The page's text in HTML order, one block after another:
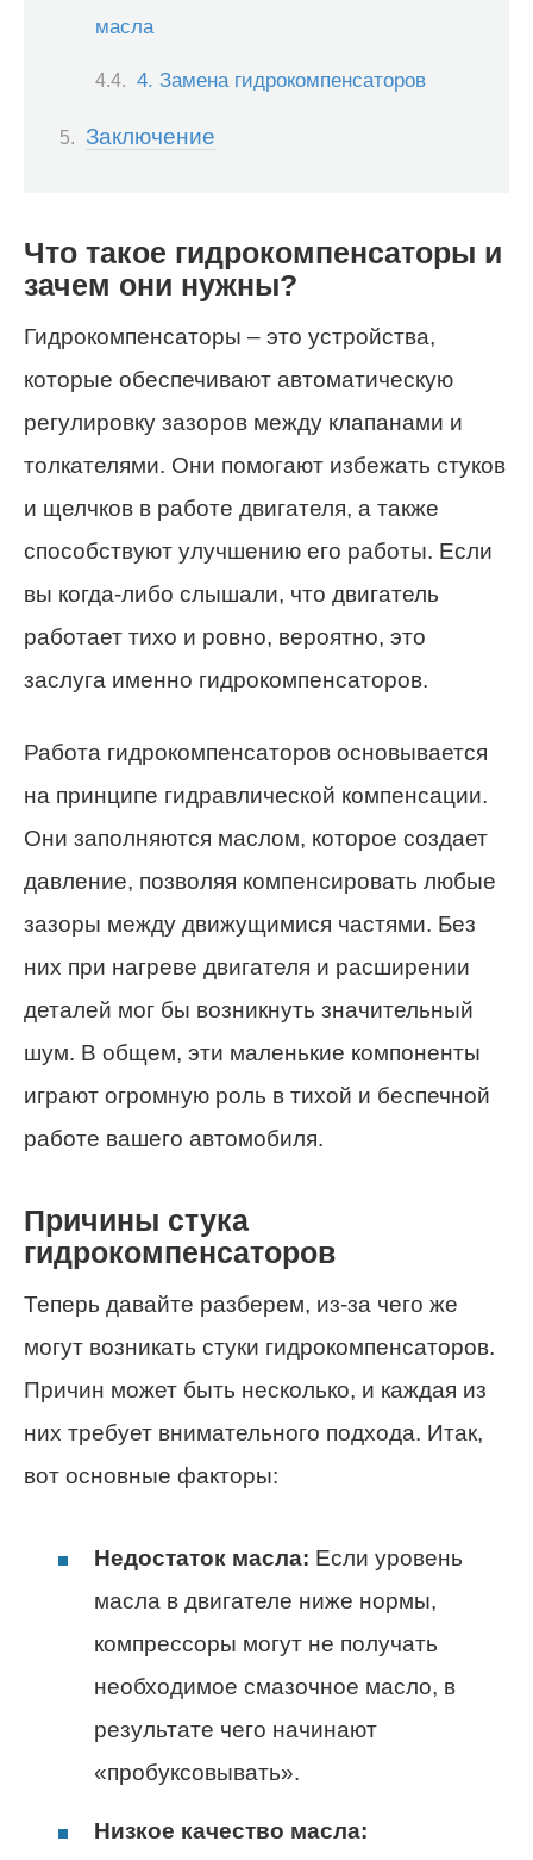
масла
4. Замена гидрокомпенсаторов
Заключение
Что такое гидрокомпенсаторы и
зачем они нужны?
Гидрокомпенсаторы – это устройства,
которые обеспечивают автоматическую
регулировку зазоров между клапанами и
толкателями. Они помогают избежать стуков
и щелчков в работе двигателя, а также
способствуют улучшению его работы. Если
вы когда-либо слышали, что двигатель
работает тихо и ровно, вероятно, это
заслуга именно гидрокомпенсаторов.
Работа гидрокомпенсаторов основывается
на принципе гидравлической компенсации.
Они заполняются маслом, которое создает
давление, позволяя компенсировать любые
зазоры между движущимися частями. Без
них при нагреве двигателя и расширении
деталей мог бы возникнуть значительный
шум. В общем, эти маленькие компоненты
играют огромную роль в тихой и беспечной
работе вашего автомобиля.
Причины стука
гидрокомпенсаторов
Теперь давайте разберем, из-за чего же
могут возникать стуки гидрокомпенсаторов.
Причин может быть несколько, и каждая из
них требует внимательного подхода. Итак,
вот основные факторы:
Недостаток масла: Если уровень
масла в двигателе ниже нормы,
компрессоры могут не получать
необходимое смазочное масло, в
результате чего начинают
«пробуксовывать».
Низкое качество масла: